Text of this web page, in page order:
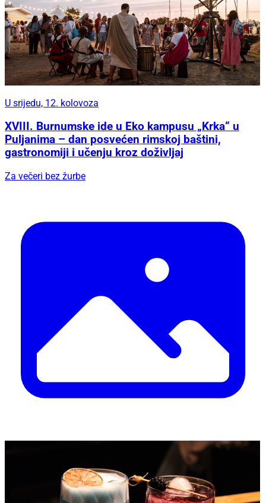
U srijedu, 12. kolovoza
XVIII. Burnumske ide u Eko kampusu „Krka“ u
Puljanima – dan posvećen rimskoj baštini,
gastronomiji i učenju kroz doživljaj
Za večeri bez žurbe